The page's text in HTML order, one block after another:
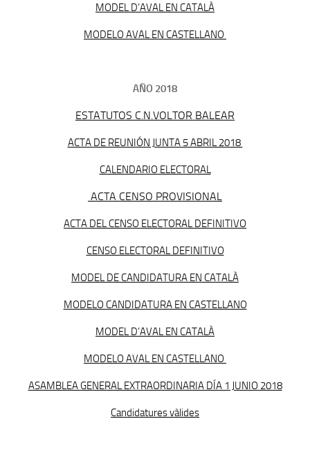
MODEL D’AVAL EN CATALÀ
MODELO AVAL EN CASTELLANO
AÑO 2018
ESTATUTOS C.N.VOLTOR BALEAR
ACTA DE REUNIÓN JUNTA 5 ABRIL 2018
CALENDARIO ELECTORAL
ACTA CENSO PROVISIONAL
ACTA DEL CENSO ELECTORAL DEFINITIVO
CENSO ELECTORAL DEFINITIVO
MODEL DE CANDIDATURA EN CATALÀ
MODELO CANDIDATURA EN CASTELLANO
MODEL D’AVAL EN CATALÀ
MODELO AVAL EN CASTELLANO
ASAMBLEA GENERAL EXTRAORDINARIA DÍA 1 JUNIO 2018
Candidatures vàlides